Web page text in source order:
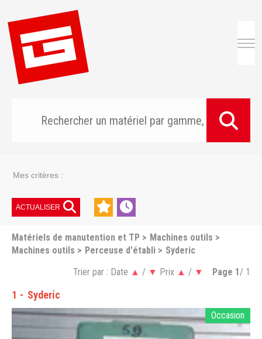
Mes critères :
ACTUALISER
Matériels de manutention et TP
Machines outils
Machines outils
Perceuse d'établi Syderic
1 Syderic
Trier par : Date ▲ / ▼ Prix ▲ / ▼ Page 1/ 1
Occasion